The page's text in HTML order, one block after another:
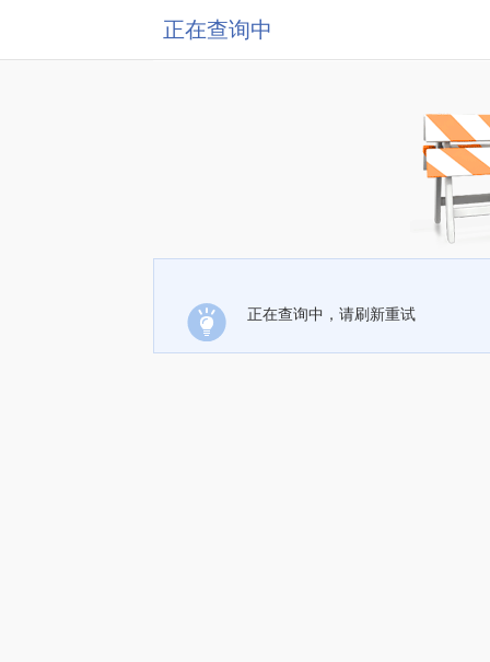
正在查询中
正在查询中，请刷新重试